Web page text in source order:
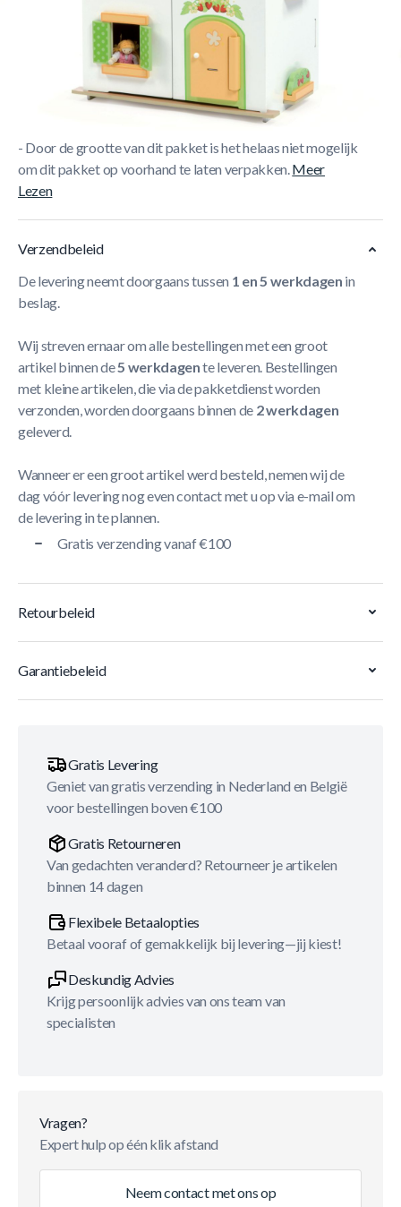
Korte Beschrijving
- Prachtig gedecoreerd poppenhuis van Le Toy Van met
een echt meisjes motief.
- Dit poppenhuis wordt geleverd inclusief meubelset.
- Door de grootte van dit pakket is het helaas niet mogelijk
om dit pakket op voorhand te laten verpakken.Meer
Lezen
Verzendbeleid
De levering neemt doorgaans tussen 1 en 5 werkdagen in
beslag.
Wij streven ernaar om alle bestellingen met een groot
artikel binnen de5 werkdagente leveren. Bestellingen
met kleine artikelen, die via de pakketdienst worden
verzonden, worden doorgaans binnen de 2 werkdagen
geleverd.
Wanneer er een groot artikel werd besteld, nemen wij de
dag vóór levering nog even contact met u op via e-mail om
de levering in te plannen.
Gratis verzending vanaf €100
Retourbeleid
Garantiebeleid
Gratis Levering
Geniet van gratis verzending in Nederland en België
voor bestellingen boven €100
Gratis Retourneren
Van gedachten veranderd? Retourneer je artikelen
binnen 14 dagen
Flexibele Betaalopties
Betaal vooraf of gemakkelijk bij levering—jij kiest!
Deskundig Advies
Krijg persoonlijk advies van ons team van
specialisten
Vragen?
Expert hulp op één klik afstand
Neem contact met ons op